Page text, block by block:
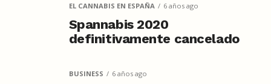
EL CANNABIS EN ESPAÑA 6 años ago
Spannabis 2020
definitivamente cancelado
BUSINESS 6 años ago